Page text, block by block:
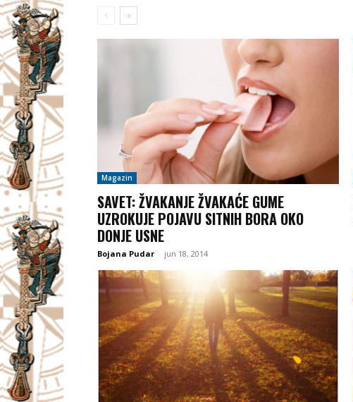
Magazin
SAVET: ŽVAKANJE ŽVAKAĆE GUME
UZROKUJE POJAVU SITNIH BORA OKO
DONJE USNE
Bojana Pudar - jun 18, 2014